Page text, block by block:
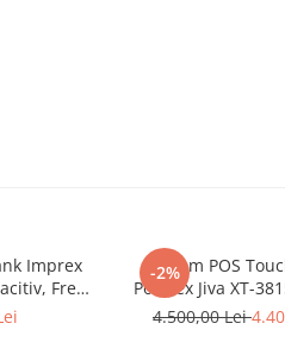
Imprex
Free
Ready 7
-2%
Sistem POS
Posiflex Jiva XT-
J1900,
4.500,00 Lei